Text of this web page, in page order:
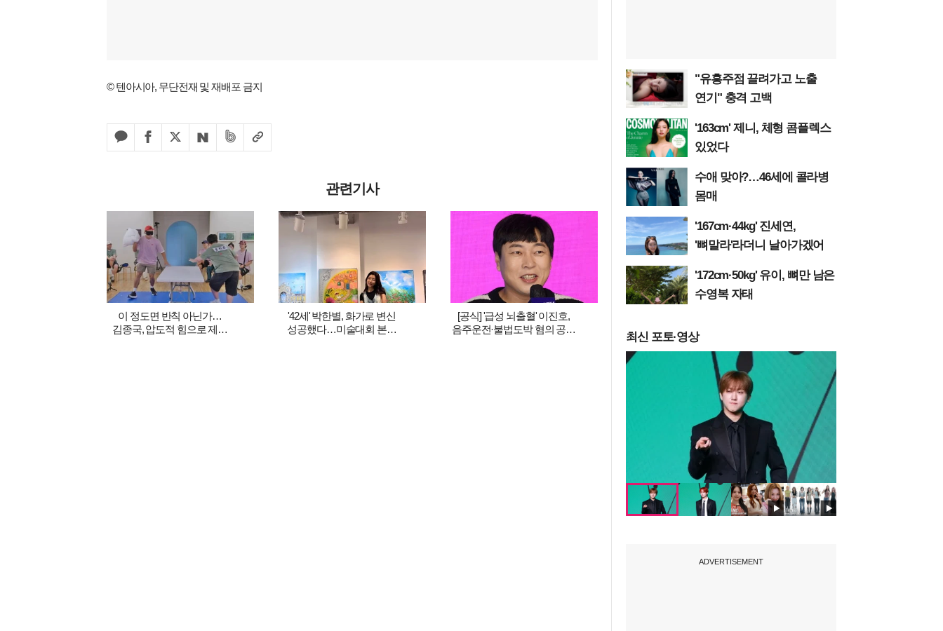
© 텐아시아, 무단전재 및 재배포 금지
관련기사
이 정도면 반칙 아닌가…
김종국, 압도적 힘으로 제압
'42세' 박한별, 화가로 변신
성공했다…미술대회 본선
[공식] '급성 뇌출혈' 이진호,
음주운전·불법도박 혐의 공판
"유흥주점 끌려가고 노출
연기" 충격 고백
'163cm' 제니, 체형 콤플렉스
있었다
수애 맞아?…46세에 콜라병
몸매
'167cm·44kg' 진세연,
'뼈말라'라더니 날아가겠어
'172cm·50kg' 유이, 뼈만 남은
수영복 자태
최신 포토·영상
ADVERTISEMENT